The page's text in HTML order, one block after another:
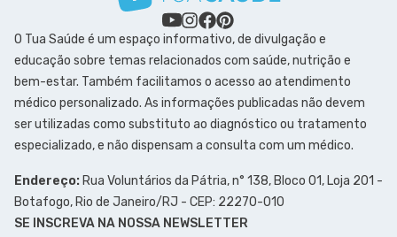
O Tua Saúde é um espaço informativo, de divulgação e
educação sobre temas relacionados com saúde, nutrição e
bem-estar. Também facilitamos o acesso ao atendimento
médico personalizado. As informações publicadas não devem
ser utilizadas como substituto ao diagnóstico ou tratamento
especializado, e não dispensam a consulta com um médico.
Endereço: Rua Voluntários da Pátria, n° 138, Bloco 01, Loja 201 -
Botafogo, Rio de Janeiro/RJ - CEP: 22270-010
SE INSCREVA NA NOSSA NEWSLETTER